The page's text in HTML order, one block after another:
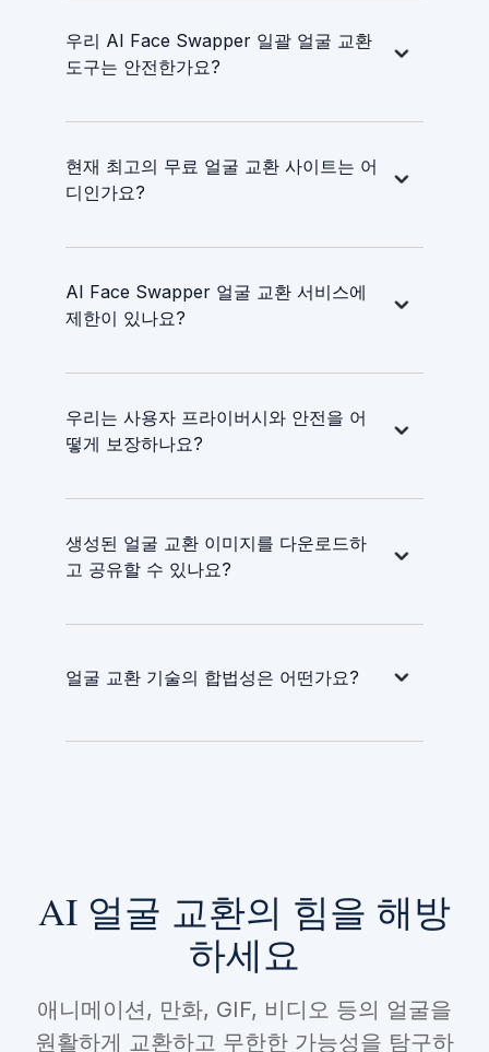
우리 AI Face Swapper 일괄 얼굴 교환
도구는 안전한가요?
현재 최고의 무료 얼굴 교환 사이트는 어
디인가요?
AI Face Swapper 얼굴 교환 서비스에
제한이 있나요?
우리는 사용자 프라이버시와 안전을 어
떻게 보장하나요?
생성된 얼굴 교환 이미지를 다운로드하
고 공유할 수 있나요?
얼굴 교환 기술의 합법성은 어떤가요?
AI 얼굴 교환의 힘을 해방
하세요
애니메이션, 만화, GIF, 비디오 등의 얼굴을
원활하게 교환하고 무한한 가능성을 탐구하